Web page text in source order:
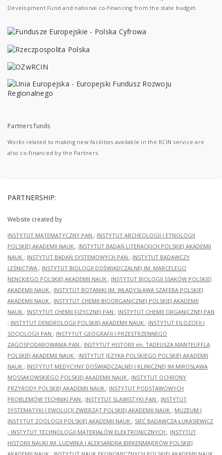
Development Fund and national co-financing from the state budget.
Partners funds
Works related to making new facilities available in the RCIN service are
also co-financed by the Partners.
PARTNERSHIP:
Website created by
INSTYTUT MATEMATYCZNY PAN ; INSTYTUT ARCHEOLOGII I ETNOLOGII
POLSKIEJ AKADEMII NAUK ; INSTYTUT BADAŃ LITERACKICH POLSKIEJ AKADEMII
NAUK ; INSTYTUT BADAŃ SYSTEMOWYCH PAN ; INSTYTUT BADAWCZY
LEŚNICTWA ; INSTYTUT BIOLOGII DOŚWIADCZALNEJ IM. MARCELEGO
NENCKIEGO POLSKIEJ AKADEMII NAUK ; INSTYTUT BIOLOGII SSAKÓW POLSKIEJ
AKADEMII NAUK ; INSTYTUT BOTANIKI IM. WŁADYSŁAWA SZAFERA POLSKIEJ
AKADEMII NAUK ; INSTYTUT CHEMII BIOORGANICZNEJ POLSKIEJ AKADEMII
NAUK ; INSTYTUT CHEMII FIZYCZNEJ PAN ; INSTYTUT CHEMII ORGANICZNEJ PAN
; INSTYTUT DENDROLOGII POLSKIEJ AKADEMII NAUK ; INSTYTUT FILOZOFII I
SOCJOLOGII PAN ; INSTYTUT GEOGRAFII I PRZESTRZENNEGO
ZAGOSPODAROWANIA PAN ; INSTYTUT HISTORII im. TADEUSZA MANTEUFFLA
POLSKIEJ AKADEMII NAUK ; INSTYTUT JĘZYKA POLSKIEGO POLSKIEJ AKADEMII
NAUK ; INSTYTUT MEDYCYNY DOŚWIADCZALNEJ I KLINICZNEJ IM.MIROSŁAWA
MOSSAKOWSKIEGO POLSKIEJ AKADEMII NAUK ; INSTYTUT OCHRONY
PRZYRODY POLSKIEJ AKADEMII NAUK ; INSTYTUT PODSTAWOWYCH
PROBLEMÓW TECHNIKI PAN ; INSTYTUT SLAWISTYKI PAN ; INSTYTUT
SYSTEMATYKI I EWOLUCJI ZWIERZĄT POLSKIEJ AKADEMII NAUK ; MUZEUM I
INSTYTUT ZOOLOGII POLSKIEJ AKADEMII NAUK ; SIEĆ BADAWCZA ŁUKASIEWICZ
- INSTYTUT TECHNOLOGII MATERIAŁÓW ELEKTRONICZNYCH ; INSTYTUT
HISTORII NAUKI IM. LUDWIKA I ALEKSANDRA BIRKENMAJERÓW POLSKIEJ